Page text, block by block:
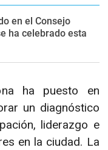
en el Consejo
ha celebrado esta
ha puesto en
un diagnóstico
liderazgo e
en la ciudad. La